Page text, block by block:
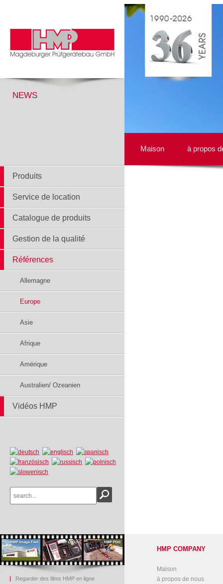
NEWS
Maison à propos
Produits
Service de location
Catalogue de produits
Gestion de la qualité
Références
Allemagne
Europe
Asie
Afrique
Amérique
Australien/ Ozeanien
Vidéos HMP
Regarder des films HMP en ligne
HMP COMPANY
Maison
à propos de nous